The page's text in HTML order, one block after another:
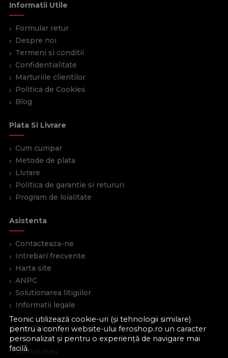
Teonic utilizează cookie-uri (și tehnologii similare)
pentru a conferi website-ului feroshop.ro un caracter
personalizat și pentru o experiență de navigare mai
facilă.
Informatii Utile
Formular retur
Despre noi
Termeni si conditii
Confidentialitate
Marturiile clientilor
Politica de Cookies
Blog
Plata Si Livrare
Cum cumpar
Metode de plata
Livrare
Politica de garantie si retururi
Program de loialitate
Asistenta
Contacteaza-ne
Intrebari frecvente
Harta site
ANPC
Solutionarea litigiilor
Informatii legale
Cont Client
Contul meu